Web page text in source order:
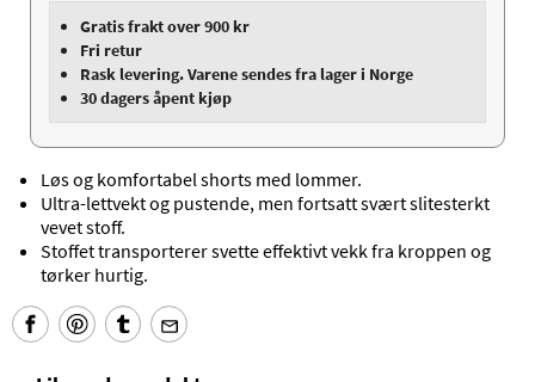
Gratis frakt over 900 kr
Fri retur
Rask levering. Varene sendes fra lager i Norge
30 dagers åpent kjøp
Løs og komfortabel shorts med lommer.
Ultra-lettvekt og pustende, men fortsatt svært slitesterkt
vevet stoff.
Stoffet transporterer svette effektivt vekk fra kroppen og
tørker hurtig.